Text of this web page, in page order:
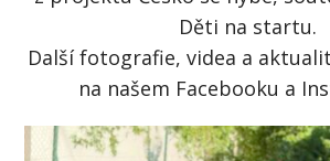
Děti na startu.
Další fotografie, videa a
na našem Facebooku a